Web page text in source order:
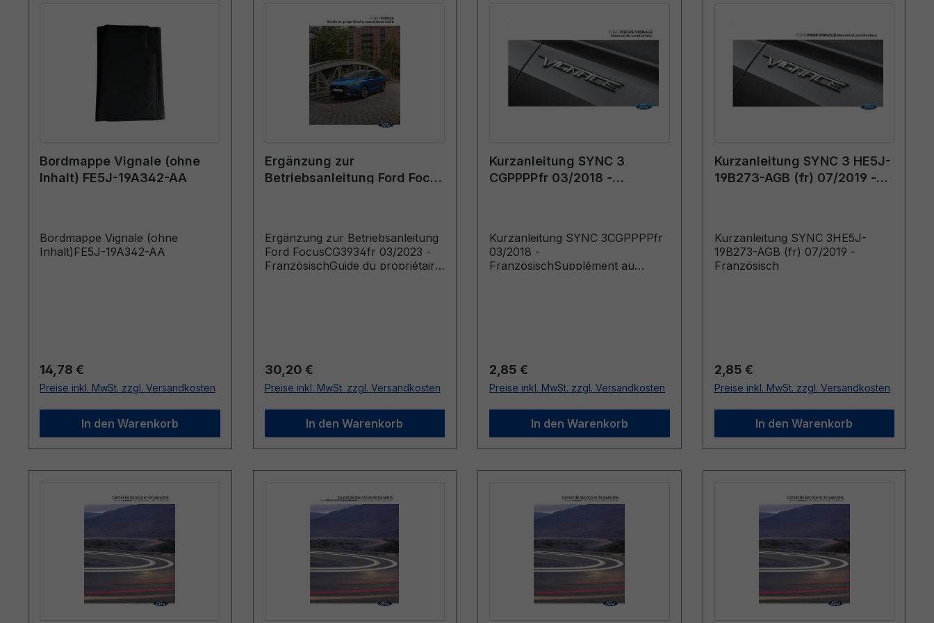
Bordmappe Vignale (ohne
Inhalt) FE5J-19A342-AA
Bordmappe Vignale (ohne
Inhalt)FE5J-19A342-AA
Regulärer Preis:
14,78 €
Preise inkl. MwSt. zzgl. Versandkosten
In den Warenkorb
Ergänzung zur
Betriebsanleitung Ford Focus
Ergänzung zur Betriebsanleitung
Ford FocusCG3934fr 03/2023 -
FranzösischGuide du propriétaire
Regulärer Preis:
30,20 €
Preise inkl. MwSt. zzgl. Versandkosten
In den Warenkorb
Kurzanleitung SYNC 3
CGPPPPfr 03/2018 -
Kurzanleitung SYNC 3CGPPPPfr
03/2018 -
FranzösischSupplément au
Regulärer Preis:
2,85 €
Preise inkl. MwSt. zzgl. Versandkosten
In den Warenkorb
Kurzanleitung SYNC 3 HE5J-
19B273-AGB (fr) 07/2019 -
Kurzanleitung SYNC 3HE5J-
19B273-AGB (fr) 07/2019 -
Französisch
Regulärer Preis:
2,85 €
Preise inkl. MwSt. zzgl. Versandkosten
In den Warenkorb